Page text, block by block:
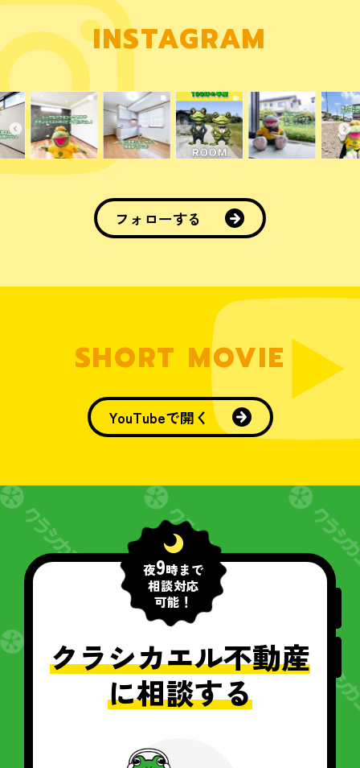
INSTAGRAM
フォローする
SHORT MOVIE
YouTubeで開く
夜9時まで
相談対応
可能！
クラシカエル不動産
に相談する